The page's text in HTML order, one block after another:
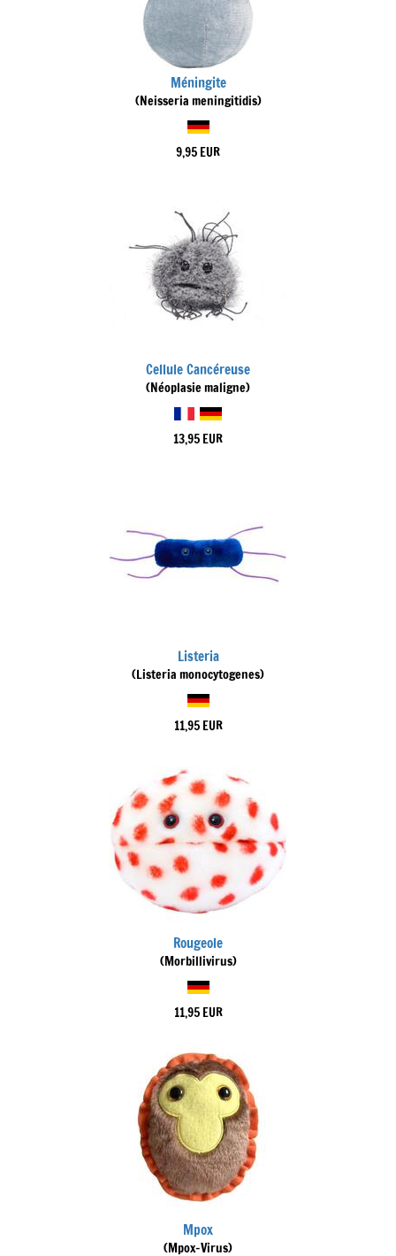
Méningite
(Neisseria meningitidis)
9,95 EUR
Cellule Cancéreuse
(Néoplasie maligne)
13,95 EUR
Listeria
(Listeria monocytogenes)
11,95 EUR
Rougeole
(Morbillivirus)
11,95 EUR
Mpox
(Mpox-Virus)